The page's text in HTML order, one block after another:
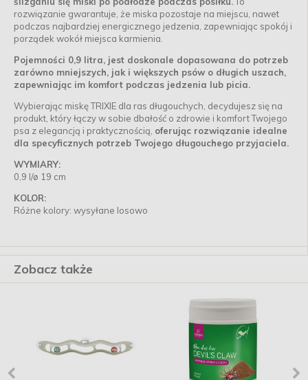
rozwiązanie gwarantuje, że miska pozostaje na miejscu, nawet
podczas najbardziej energicznego jedzenia, zapewniając spokój i
porządek wokół miejsca karmienia.
Pojemności 0,9 litra, jest doskonale dopasowana do potrzeb
zarówno mniejszych, jak i większych psów o długich uszach,
zapewniając im komfort podczas jedzenia lub picia.
Wybierając miskę TRIXIE dla ras długouchych, decydujesz się na
produkt, który łączy w sobie dbałość o zdrowie i komfort Twojego
psa z elegancją i praktycznością, oferując rozwiązanie idealne
dla specyficznych potrzeb Twojego długouchego przyjaciela.
WYMIARY:
0,9 l/ø 19 cm
KOLOR:
Różne kolory: wysyłane losowo
Zobacz także